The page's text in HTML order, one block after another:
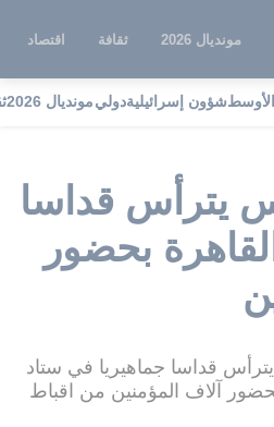
مونديال 2026 ثقافة اقتصاد
شؤون إسرائيليةدوليمونديال 2026
يترأس قداسا
بحضور
قداسا جماهيريا في ستاد
آلاف المؤمنين من اقباط